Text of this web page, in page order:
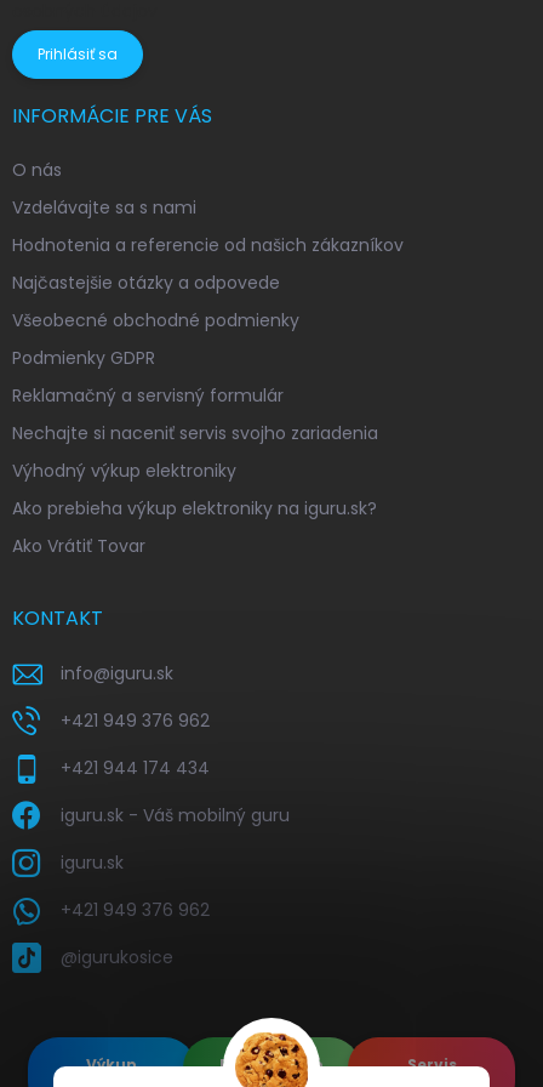
Prihlásiť sa
INFORMÁCIE PRE VÁS
O nás
Vzdelávajte sa s nami
Hodnotenia a referencie od našich zákazníkov
Najčastejšie otázky a odpovede
Všeobecné obchodné podmienky
Podmienky GDPR
Reklamačný a servisný formulár
Nechajte si naceniť servis svojho zariadenia
Výhodný výkup elektroniky
Ako prebieha výkup elektroniky na iguru.sk?
Ako Vrátiť Tovar
KONTAKT
info@iguru.sk
+421 949 376 962
+421 944 174 434
iguru.sk - Váš mobilný guru
iguru.sk
+421 949 376 962
@igurukosice
Výkup
Renovované
Servis